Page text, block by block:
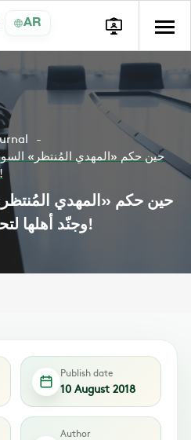
AR
حين حكم «المهدي المُنتظر»
لتحقيق نبوءته!
حين حكم «المهدي
وجنّد أهلها لتحقيق نبوءته!
Publish date
10 August 2018
Author